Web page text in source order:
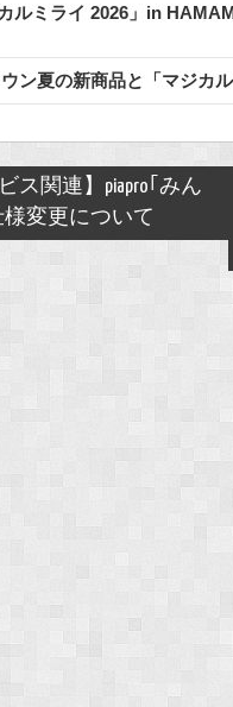
ルミライ 2026」in
ン夏の新商品と「マジカ
ス関連】piapro｢みん
変更について